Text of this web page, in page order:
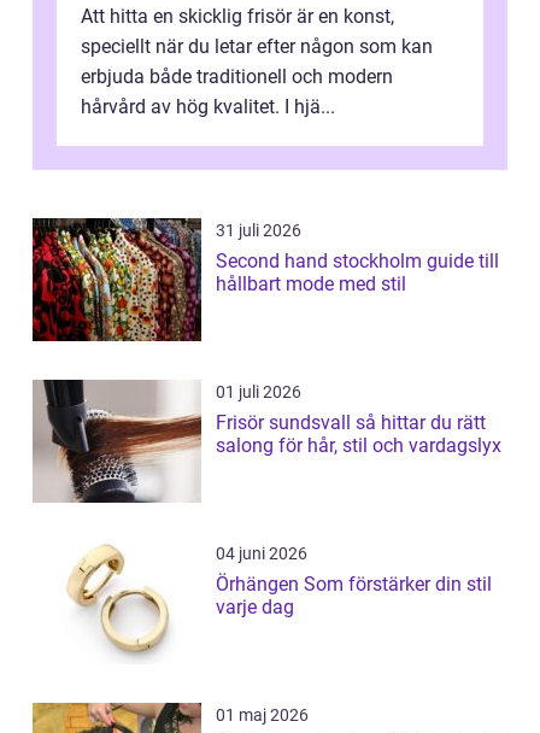
Att hitta en skicklig frisör är en konst,
speciellt när du letar efter någon som kan
erbjuda både traditionell och modern
hårvård av hög kvalitet. I hjä...
31 juli 2026
Second hand stockholm guide till
hållbart mode med stil
01 juli 2026
Frisör sundsvall så hittar du rätt
salong för hår, stil och vardagslyx
04 juni 2026
Örhängen Som förstärker din stil
varje dag
01 maj 2026